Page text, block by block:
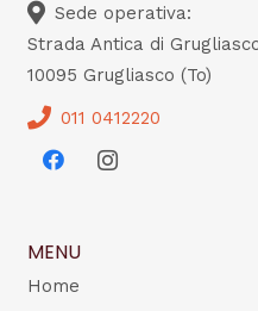
Sede operativa:
Strada Antica di
10095 Grugliasco (To)
011 0412220
MENU
Home